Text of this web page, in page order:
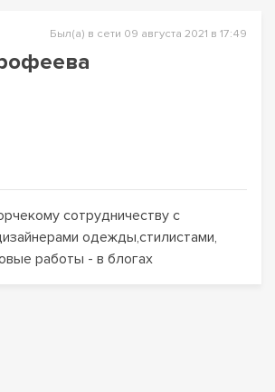
Был(а) в сети 09 августа 2021 в 17:49
сотрудничеству с
одежды,стилистами,
работы - в блогах